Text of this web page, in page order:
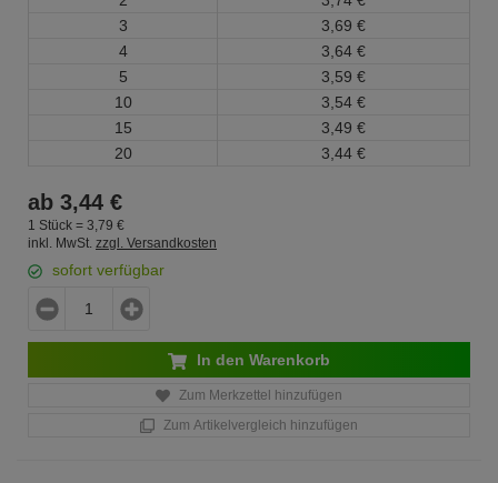
3
3, 69 €
4
3, 64 €
5
3, 59 €
10
3, 54 €
15
3, 49 €
20
3, 44 €
ab 3,44 €
1 Stück = 3, 79 €
inkl. MwSt. zzgl. Versandkosten
sofort verfügbar
In den Warenkorb
Zum Merkzettel hinzufügen
Zum Artikelvergleich hinzufügen